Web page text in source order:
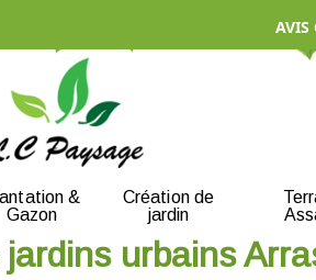
AVIS
&
Gazon
Création de
jardin
urbains